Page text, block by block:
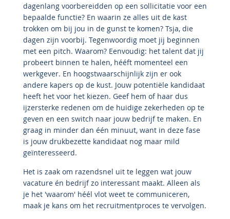
dagenlang voorbereidden op een sollicitatie voor een
bepaalde functie? En waarin ze alles uit de kast
trokken om bij jou in de gunst te komen? Tsja, die
dagen zijn voorbij. Tegenwoordig moet jij beginnen
met een pitch. Waarom? Eenvoudig: het talent dat jij
probeert binnen te halen, hééft momenteel een
werkgever. En hoogstwaarschijnlijk zijn er ook
andere kapers op de kust. Jouw potentiële kandidaat
heeft het voor het kiezen. Geef hem of haar dus
ijzersterke redenen om de huidige zekerheden op te
geven en een switch naar jouw bedrijf te maken. En
graag in minder dan één minuut, want in deze fase
is jouw drukbezette kandidaat nog maar mild
geïnteresseerd.
Het is zaak om razendsnel uit te leggen wat jouw
vacature én bedrijf zo interessant maakt. Alleen als
je het 'waarom' héél vlot weet te communiceren,
maak je kans om het recruitmentproces te vervolgen.